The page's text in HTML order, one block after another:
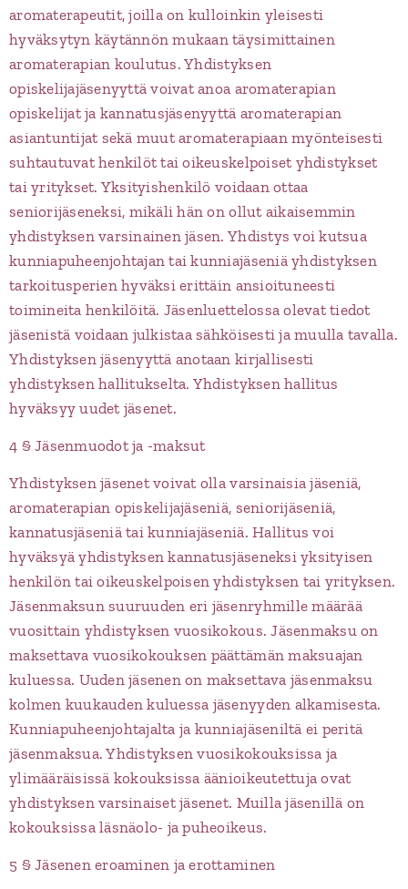
aromaterapeutit, joilla on kulloinkin yleisesti
hyväksytyn käytännön mukaan täysimittainen
aromaterapian koulutus. Yhdistyksen
opiskelijajäsenyyttä voivat anoa aromaterapian
opiskelijat ja kannatusjäsenyyttä aromaterapian
asiantuntijat sekä muut aromaterapiaan myönteisesti
suhtautuvat henkilöt tai oikeuskelpoiset yhdistykset
tai yritykset. Yksityishenkilö voidaan ottaa
seniorijäseneksi, mikäli hän on ollut aikaisemmin
yhdistyksen varsinainen jäsen. Yhdistys voi kutsua
kunniapuheenjohtajan tai kunniajäseniä yhdistyksen
tarkoitusperien hyväksi erittäin ansioituneesti
toimineita henkilöitä. Jäsenluettelossa olevat tiedot
jäsenistä voidaan julkistaa sähköisesti ja muulla tavalla.
Yhdistyksen jäsenyyttä anotaan kirjallisesti
yhdistyksen hallitukselta. Yhdistyksen hallitus
hyväksyy uudet jäsenet.
4 § Jäsenmuodot ja -maksut
Yhdistyksen jäsenet voivat olla varsinaisia jäseniä,
aromaterapian opiskelijajäseniä, seniorijäseniä,
kannatusjäseniä tai kunniajäseniä. Hallitus voi
hyväksyä yhdistyksen kannatusjäseneksi yksityisen
henkilön tai oikeuskelpoisen yhdistyksen tai yrityksen.
Jäsenmaksun suuruuden eri jäsenryhmille määrää
vuosittain yhdistyksen vuosikokous. Jäsenmaksu on
maksettava vuosikokouksen päättämän maksuajan
kuluessa. Uuden jäsenen on maksettava jäsenmaksu
kolmen kuukauden kuluessa jäsenyyden alkamisesta.
Kunniapuheenjohtajalta ja kunniajäseniltä ei peritä
jäsenmaksua. Yhdistyksen vuosikokouksissa ja
ylimääräisissä kokouksissa äänioikeutettuja ovat
yhdistyksen varsinaiset jäsenet. Muilla jäsenillä on
kokouksissa läsnäolo- ja puheoikeus.
5 § Jäsenen eroaminen ja erottaminen